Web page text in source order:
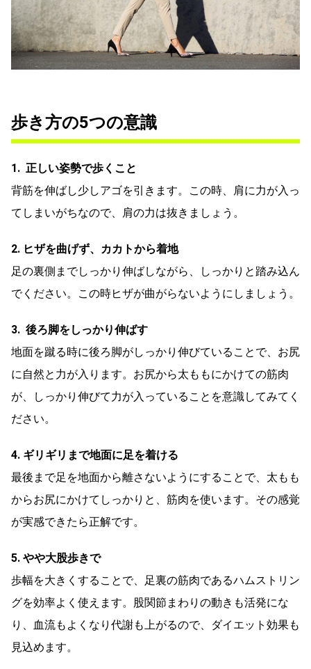
歩き方の5つの意識
1. 正しい姿勢で歩くこと
背筋を伸ばし少しアゴを引きます。この時、肩に力が入っ
てしまいがちなので、肩の力は抜きましょう。
2. ヒザを曲げず、カカトから着地
足の裏側までしっかり伸ばしながら、しっかりと踏み込ん
でください。この時ヒザが曲がらないようにしましょう。
3. 後ろ脚をしっかり伸ばす
地面を蹴る時に後ろ脚がしっかり伸びていることで、お尻
に自然と力が入ります。お尻から太ももにかけての筋肉
が、しっかり伸びて力が入っていることを意識してみてく
ださい。
4. ギリギリまで地面に足を着ける
最後まで足を地面から離さないようにすることで、太もも
からお尻にかけてしっかりと、筋肉を使います。その感覚
が実感できたら正解です。
5. やや大股歩きで
歩幅を大きくすることで、足裏の筋肉であるハムストリン
グを効率よく使えます。股関節まわりの動きも活発にな
り、血流もよくなり代謝も上がるので、ダイエット効果も
見込めます。